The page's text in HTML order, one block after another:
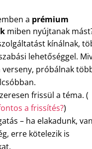
a prémium
miben nyújtanak
kínálnak,
lehetőséggel.
verseny, próbálnak
frissül a téma. (
a frissítés?)
– ha elakadunk, van
erre kötelezik is